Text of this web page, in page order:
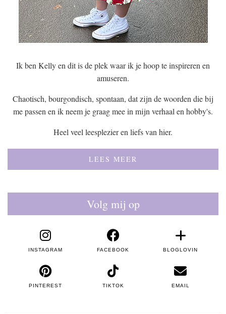
Ik ben Kelly en dit is de plek waar ik je hoop te inspireren en
amuseren.
Chaotisch, bourgondisch, spontaan, dat zijn de woorden die bij
me passen en ik neem je graag mee in mijn verhaal en hobby's.
Heel veel leesplezier en liefs van hier.
LEES MEER
Volg mij op
INSTAGRAM FACEBOOK BLOGLOVIN
PINTEREST TIKTOK EMAIL